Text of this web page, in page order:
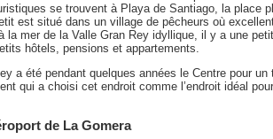
se trouvent à Playa de Santiago, la place
est situé dans un village de pêcheurs où
la mer de la Valle Gran Rey idyllique, il y a une
hôtels, pensions et appartements.
a été pendant quelques années le Centre pour
qui a choisi cet endroit comme l’endroit idéal
de La Gomera